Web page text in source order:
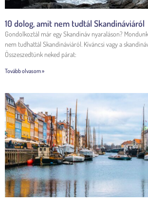
10 dolog, amit nem tudtál Skandináviáról
Gondolkoztál már egy Skandináv nyaraláson?
nem tudhattál Skandináviáról. Kíváncsi vagy a
Összeszedtünk neked párat:
Tovább olvasom »